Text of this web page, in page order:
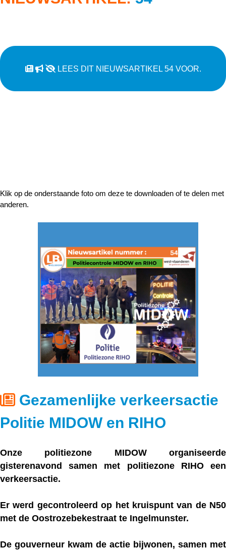
LEES DIT NIEUWSARTIKEL 54 VOOR.
Klik op de onderstaande foto om deze te downloaden of te delen met
anderen.
Gezamenlijke verkeersactie
Politie MIDOW en RIHO
Onze politiezone MIDOW organiseerde
gisterenavond samen met politiezone RIHO een
verkeersactie.
Er werd gecontroleerd op het kruispunt van de N50
met de Oostrozebekestraat te Ingelmunster.
De gouverneur kwam de actie bijwonen, samen met